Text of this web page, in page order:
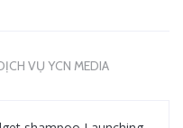
VỤ YCN MEDIA